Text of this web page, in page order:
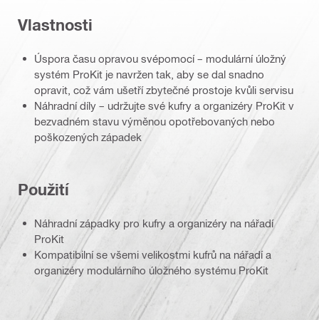
Vlastnosti
Úspora času opravou svépomocí – modulární úložný
systém ProKit je navržen tak, aby se dal snadno
opravit, což vám ušetří zbytečné prostoje kvůli servisu
Náhradní díly – udržujte své kufry a organizéry ProKit v
bezvadném stavu výměnou opotřebovaných nebo
poškozených západek
Použití
Náhradní západky pro kufry a organizéry na nářadí
ProKit
Kompatibilní se všemi velikostmi kufrů na nářadí a
organizéry modulárního úložného systému ProKit